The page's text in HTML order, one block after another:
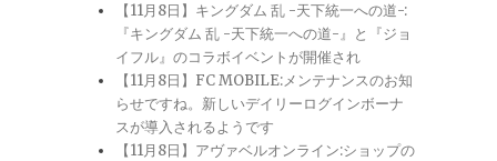
【11月8日】キングダム 乱 -天下統一への道-:
『キングダム 乱 -天下統一への道-』と『ジョ
イフル』のコラボイベントが開催され
【11月8日】FC MOBILE:メンテナンスのお知
らせですね。新しいデイリーログインボーナ
スが導入されるようです
【11月8日】アヴァベルオンライン:ショップの